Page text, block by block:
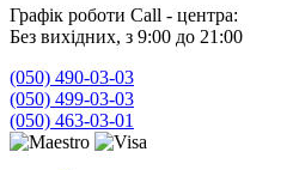
Графік роботи Call - центра:
Без вихідних, з 9:00 до 21:00
(050) 490-03-03
(050) 499-03-03
(050) 463-03-01